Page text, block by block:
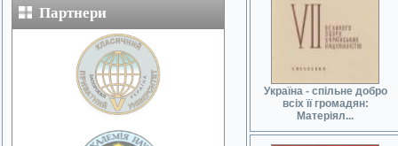
Партнери
Україна - спільне добро
всіх її громадян:
Матеріял...